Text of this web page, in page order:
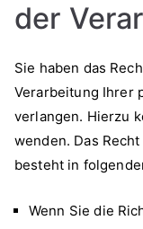
der
Sie haben das
Verarbeitung Ihrer
verlangen. Hierzu
wenden. Das
besteht in
Wenn Sie die